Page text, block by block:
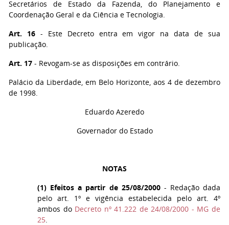
Secretários de Estado da Fazenda, do Planejamento e
Coordenação Geral e da Ciência e Tecnologia.
Art. 16- Este Decreto entra em vigor na data de sua
publicação.
Art. 17 - Revogam-se as disposições em contrário.
Palácio da Liberdade, em Belo Horizonte, aos 4 de dezembro
de 1998.
Eduardo Azeredo
Governador do Estado
NOTAS
(1) Efeitos a partir de 25/08/2000- Redação dada
pelo art. 1º e vigência estabelecida pelo art. 4º
ambos do Decreto nº 41.222 de 24/08/2000 - MG de
25.